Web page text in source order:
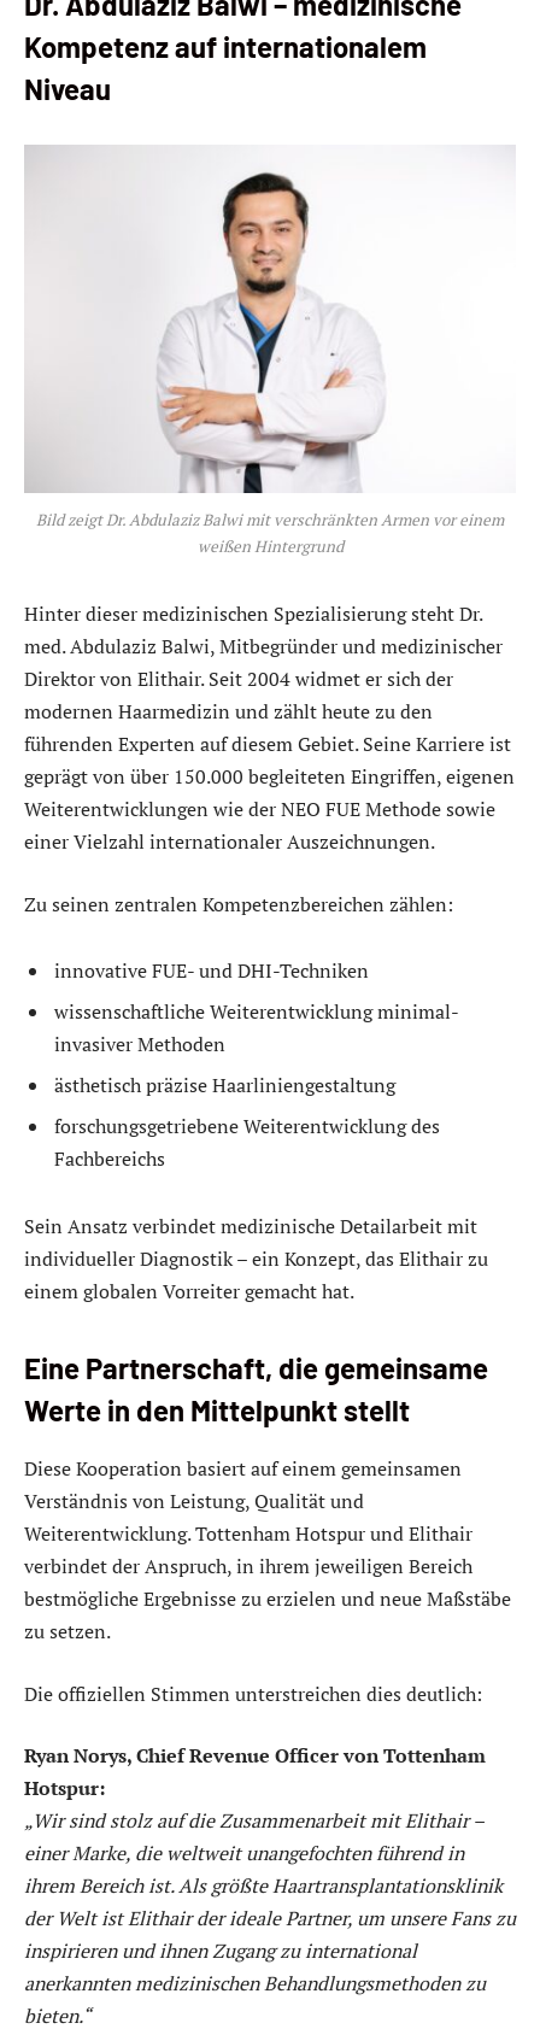
Kompetenz auf internationalem
Niveau
Bild zeigt Dr. Abdulaziz Balwi mit verschränkten Armen vor einem
weißen Hintergrund
Hinter dieser medizinischen Spezialisierung steht Dr.
med. Abdulaziz Balwi, Mitbegründer und medizinischer
Direktor von Elithair. Seit 2004 widmet er sich der
modernen Haarmedizin und zählt heute zu den
führenden Experten auf diesem Gebiet. Seine Karriere ist
geprägt von über 150.000 begleiteten Eingriffen, eigenen
Weiterentwicklungen wie der NEO FUE Methode sowie
einer Vielzahl internationaler Auszeichnungen.
Zu seinen zentralen Kompetenzbereichen zählen:
innovative FUE- und DHI-Techniken
wissenschaftliche Weiterentwicklung minimal-
invasiver Methoden
ästhetisch präzise Haarliniengestaltung
forschungsgetriebene Weiterentwicklung des
Fachbereichs
Sein Ansatz verbindet medizinische Detailarbeit mit
individueller Diagnostik – ein Konzept, das Elithair zu
einem globalen Vorreiter gemacht hat.
Eine Partnerschaft, die gemeinsame
Werte in den Mittelpunkt stellt
Diese Kooperation basiert auf einem gemeinsamen
Verständnis von Leistung, Qualität und
Weiterentwicklung. Tottenham Hotspur und Elithair
verbindet der Anspruch, in ihrem jeweiligen Bereich
bestmögliche Ergebnisse zu erzielen und neue Maßstäbe
zu setzen.
Die offiziellen Stimmen unterstreichen dies deutlich:
Ryan Norys, Chief Revenue Officer von Tottenham
Hotspur:
„Wir sind stolz auf die Zusammenarbeit mit Elithair –
einer Marke, die weltweit unangefochten führend in
ihrem Bereich ist. Als größte Haartransplantationsklinik
der Welt ist Elithair der ideale Partner, um unsere Fans zu
inspirieren und ihnen Zugang zu international
anerkannten medizinischen Behandlungsmethoden zu
bieten.“